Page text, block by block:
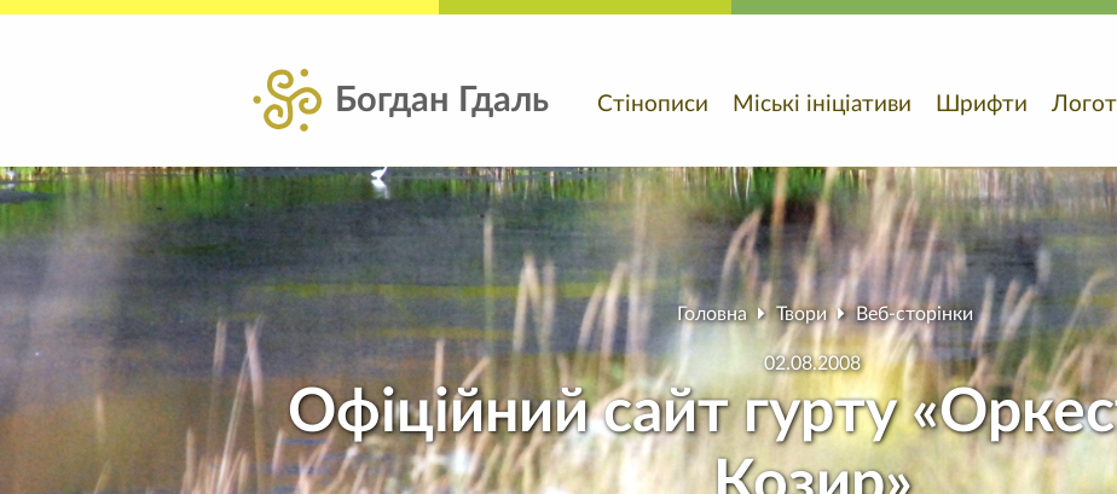
Богдан Гдаль Стінописи Міські ініціативи Шрифти
Головна Твори Веб-сторінки
02.08.2008
Офіційний сайт гурту